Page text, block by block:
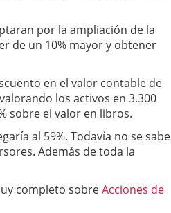
por la ampliación de la
de un 10% mayor y obtener
en el valor contable de
los activos en 3.300
sobre el valor en libros.
al 59%. Todavía no se sabe
Además de toda la
completo sobreAcciones de